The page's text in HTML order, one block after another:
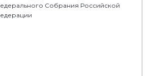
Собрания Российской